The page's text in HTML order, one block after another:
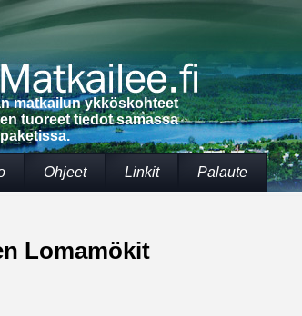
matkailun ykköskohteet
tuoreet tiedot samassa
paketissa.
Ohjeet Linkit Palaute
Lomamökit